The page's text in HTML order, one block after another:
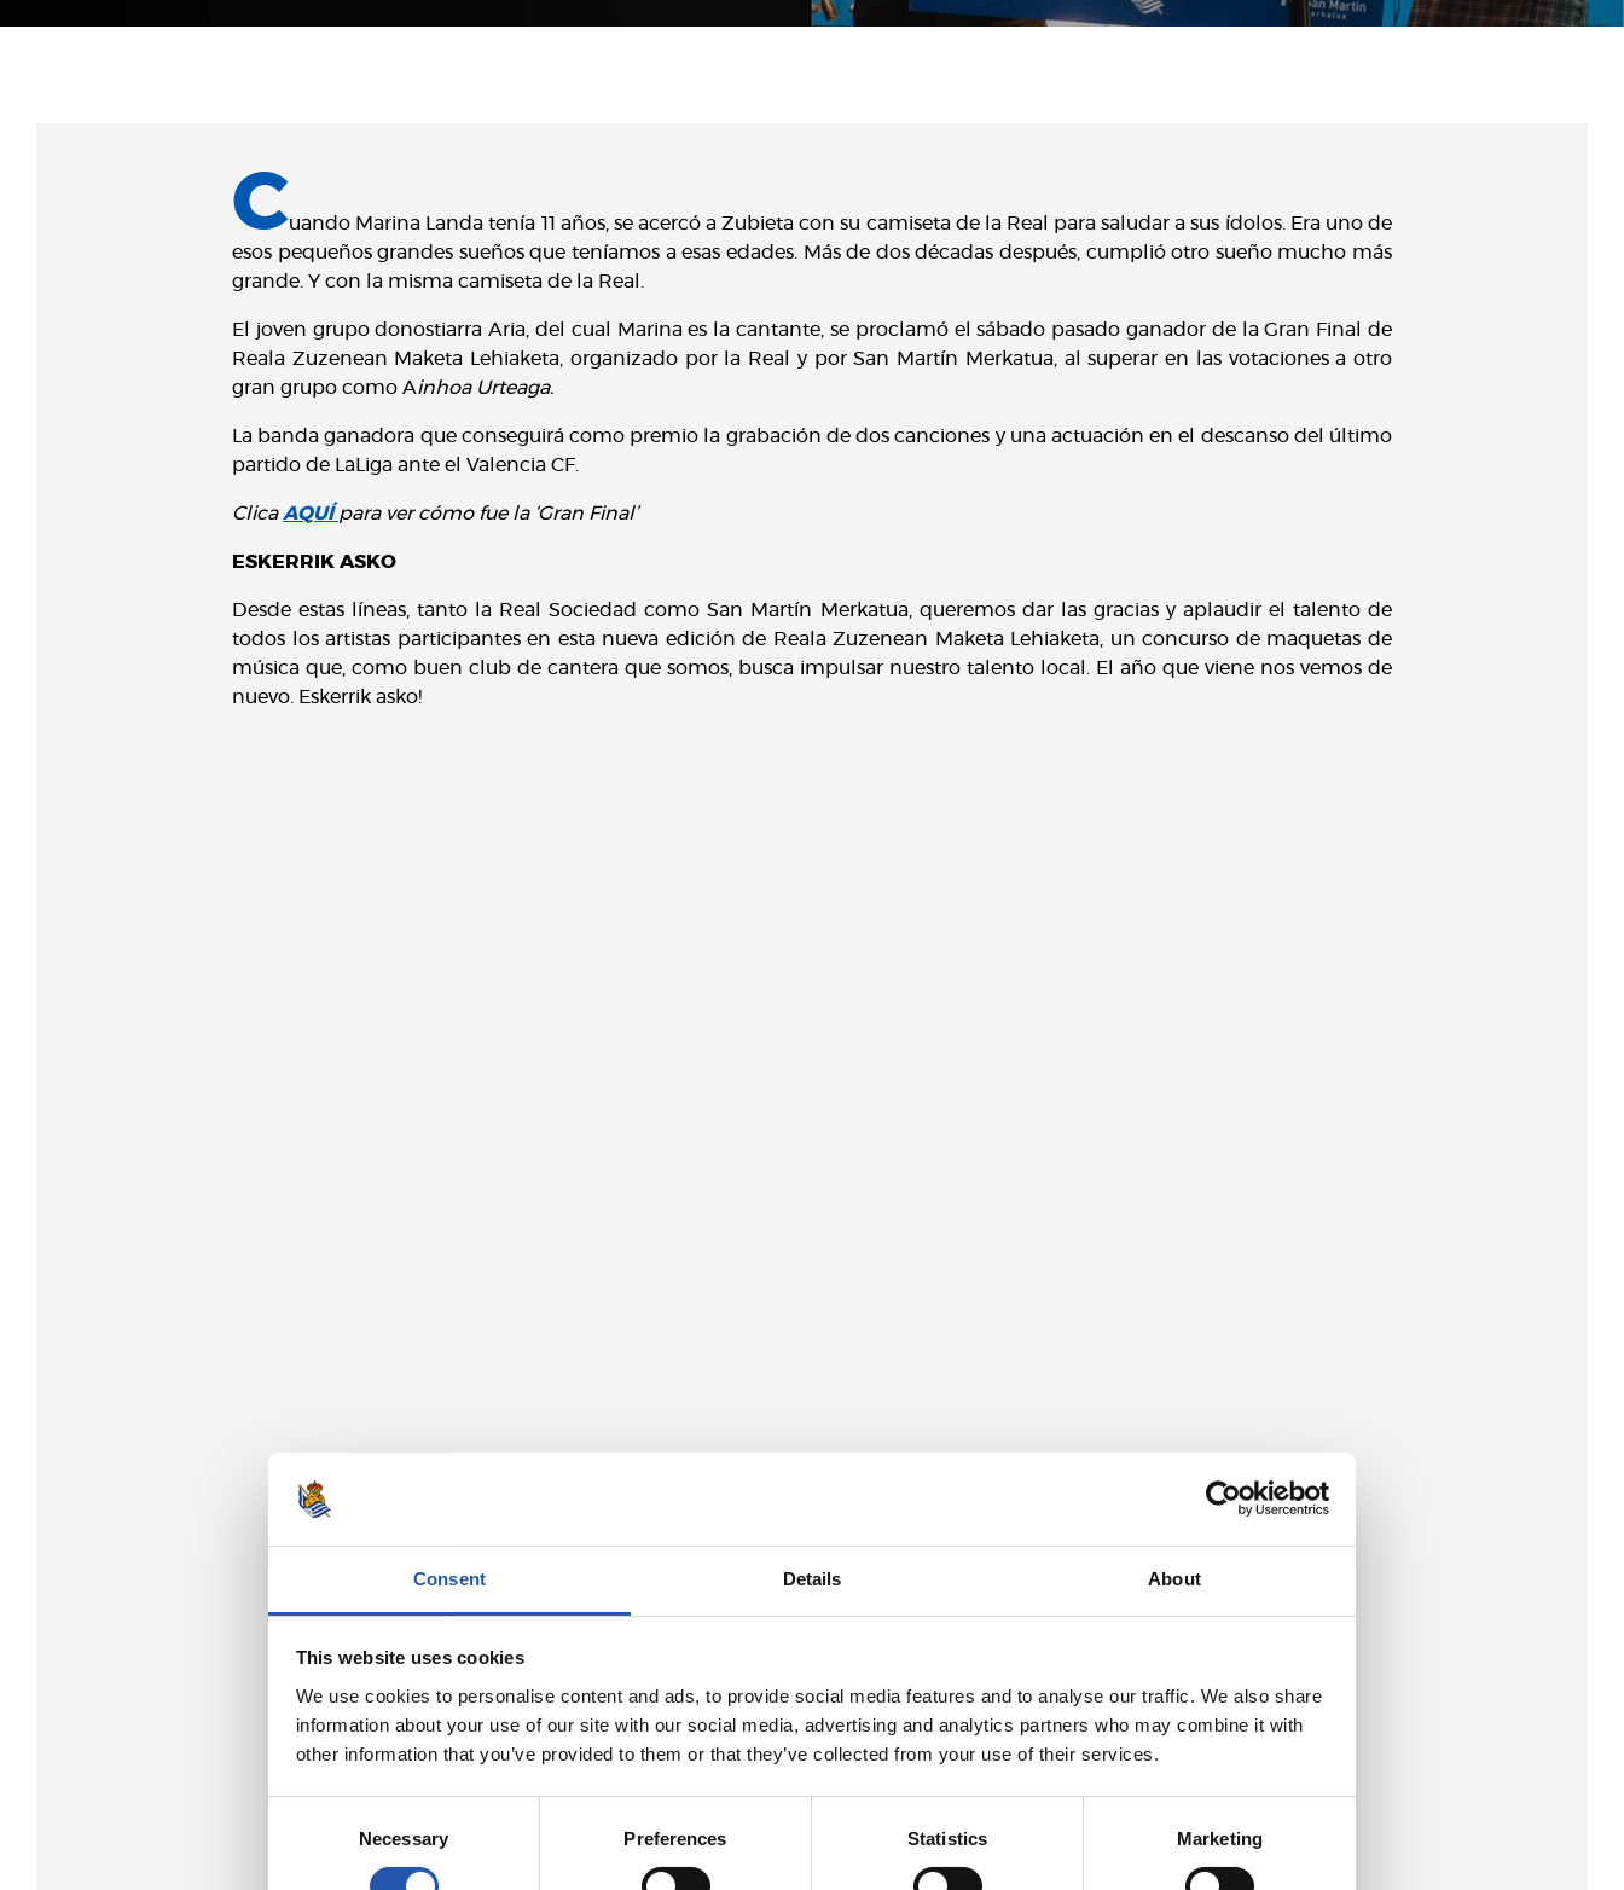
Consent Details About
This website uses cookies
We use cookies to personalise content and ads, to provide social media features and to analyse our traffic. We also share
information about your use of our site with our social media, advertising and analytics partners who may combine it with
other information that you’ve provided to them or that they’ve collected from your use of their services.
Necessary Preferences Statistics Marketing
Cuando Marina Landa tenía 11 años, se acercó a Zubieta con su camiseta de la Real para saludar a sus ídolos. Era uno de
esos pequeños grandes sueños que teníamos a esas edades. Más de dos décadas después, cumplió otro sueño mucho más
grande. Y con la misma camiseta de la Real.
El joven grupo donostiarra Aria, del cual Marina es la cantante, se proclamó el sábado pasado ganador de la Gran Final de
Reala Zuzenean Maketa Lehiaketa, organizado por la Real y por San Martín Merkatua, al superar en las votaciones a otro
gran grupo como Ainhoa Urteaga.
La banda ganadora que conseguirá como premio la grabación de dos canciones y una actuación en el descanso del último
partido de LaLiga ante el Valencia CF.
ClicaAQUÍ para ver cómo fue la ‘Gran Final’
ESKERRIK ASKO
Desde estas líneas, tanto la Real Sociedad como San Martín Merkatua, queremos dar las gracias y aplaudir el talento de
todos los artistas participantes en esta nueva edición de Reala Zuzenean Maketa Lehiaketa, un concurso de maquetas de
música que, como buen club de cantera que somos, busca impulsar nuestro talento local. El año que viene nos vemos de
nuevo. Eskerrik asko!